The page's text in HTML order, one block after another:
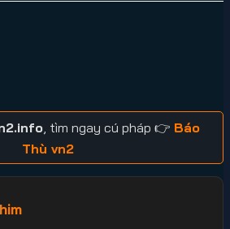
, tìm ngay cú pháp 👉 Báo
Thù vn2